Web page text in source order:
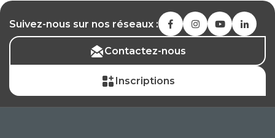
Suivez-nous sur nos réseaux :
Contactez-nous
Inscriptions